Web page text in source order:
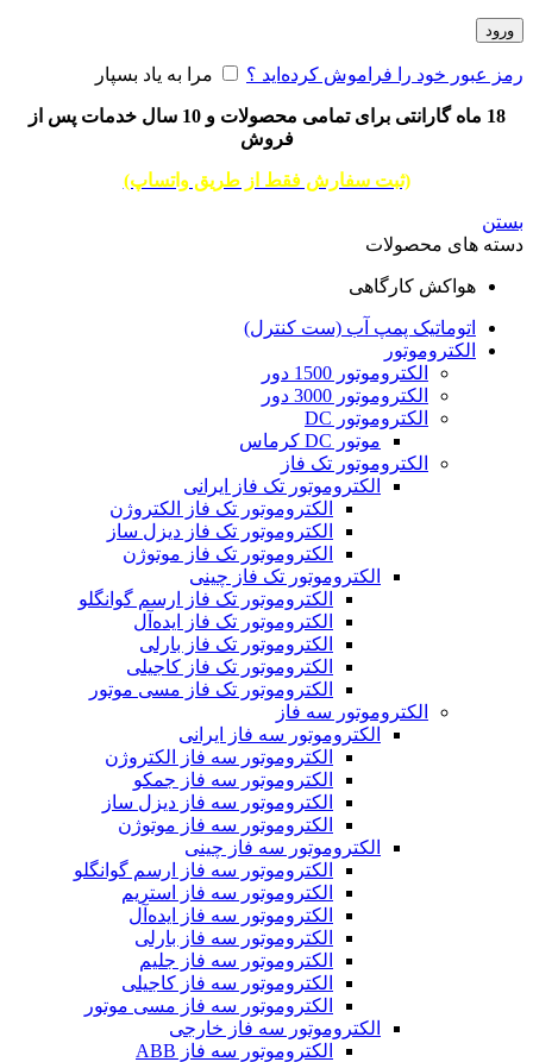
ورود
رمز عبور خود را فراموش کرده‌اید ؟ مرا به یاد بسپار
18 ماه گارانتی برای تمامی محصولات و 10 سال خدمات پس از
فروش
(ثبت سفارش فقط از طریق واتساپ)
بستن
دسته های محصولات
هواکش کارگاهی
اتوماتیک پمپ آب (ست کنترل)
الکتروموتور
الکتروموتور 1500 دور
الکتروموتور 3000 دور
الکتروموتور DC
موتور DC کرماس
الکتروموتور تک فاز
الکتروموتور تک فاز ایرانی
الکتروموتور تک فاز الکتروژن
الکتروموتور تک فاز دیزل ساز
الکتروموتور تک فاز موتوژن
الکتروموتور تک فاز چینی
الکتروموتور تک فاز ارسم گوانگلو
الکتروموتور تک فاز ایده‌آل
الکتروموتور تک فاز بارلی
الکتروموتور تک فاز کاجیلی
الکتروموتور تک فاز مسی موتور
الکتروموتور سه فاز
الکتروموتور سه فاز ایرانی
الکتروموتور سه فاز الکتروژن
الکتروموتور سه فاز جمکو
الکتروموتور سه فاز دیزل ساز
الکتروموتور سه فاز موتوژن
الکتروموتور سه فاز چینی
الکتروموتور سه فاز ارسم گوانگلو
الکتروموتور سه فاز استریم
الکتروموتور سه فاز ایده‌آل
الکتروموتور سه فاز بارلی
الکتروموتور سه فاز جلیم
الکتروموتور سه فاز کاجیلی
الکتروموتور سه فاز مسی موتور
الکتروموتور سه فاز خارجی
الکتروموتور سه فاز ABB